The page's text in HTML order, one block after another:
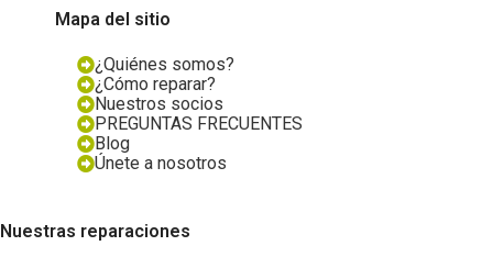
Mapa del sitio
¿Quiénes somos?
¿Cómo reparar?
Nuestros socios
PREGUNTAS FRECUENTES
Blog
Únete a nosotros
Nuestras reparaciones